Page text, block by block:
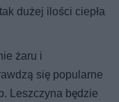
dużej ilości ciepła
żaru i
się popularne
Leszczyna będzie